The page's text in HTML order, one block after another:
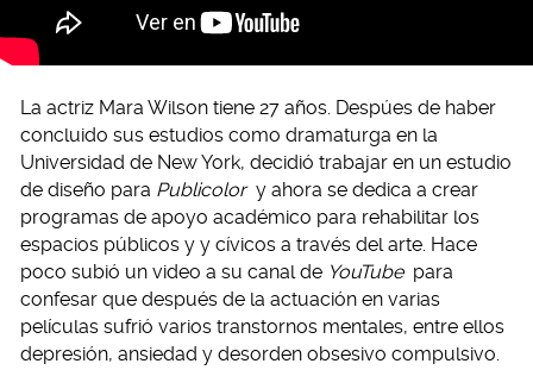
La actriz Mara Wilson tiene 27 años. Despúes de haber
concluido sus estudios como dramaturga en la
Universidad de New York, decidió trabajar en un estudio
de diseño para Publicolor y ahora se dedica a crear
programas de apoyo académico para rehabilitar los
espacios públicos y y cívicos a través del arte. Hace
poco subió un video a su canal de YouTube para
confesar que después de la actuación en varias
películas sufrió varios transtornos mentales, entre ellos
depresión, ansiedad y desorden obsesivo compulsivo.